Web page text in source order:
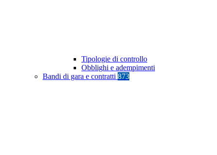
Tipologie di controllo
Obblighi e adempimenti
Bandi di gara e contratti 873